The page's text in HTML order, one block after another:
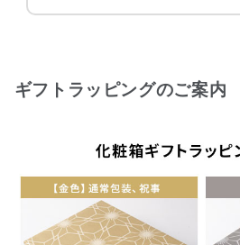
ギフトラッピングのご案内